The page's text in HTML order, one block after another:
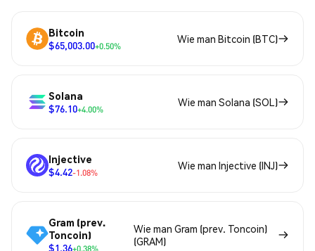
Bitcoin
$65,003.00+0.50%
Wie man Bitcoin (BTC)
Solana
$76.10+4.00%
Wie man Solana (SOL)
Injective
$4.42-1.08%
Wie man Injective (INJ)
Gram (prev.
Toncoin)
$1.36+0.38%
Wie man Gram (prev. Toncoin)
(GRAM)